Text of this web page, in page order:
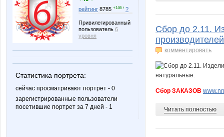
рейтинг 8785 +146 ↑ ?
Привилегированный
пользователь 6
уровня
Статистика портрета:
сейчас просматривают портрет - 0
зарегистрированные пользователи
посетившие портрет за 7 дней - 1
Сбор до 2.11.
комментировать
Сбор ЗАКАЗОВ
Читать полностью